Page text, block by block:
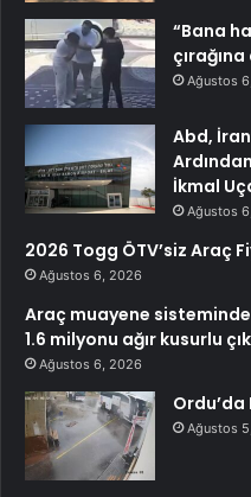
“Bana
çırağına
Ağustos
Abd,
İkmal
Ağustos
2026 Togg ÖTV’siz Araç
Ağustos 6, 2026
Araç muayene
1.6 milyonu ağır kusurlu
Ağustos 6, 2026
Ordu’da
Ağustos